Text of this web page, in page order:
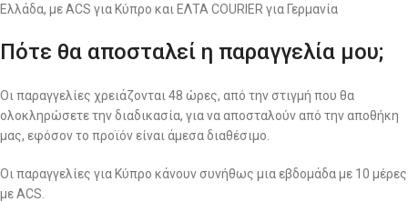
Ελλάδα, με ACS για Κύπρο και ΕΛΤΑ COURIER για Γερμανία
Πότε θα αποσταλεί η παραγγελία μου;
Οι παραγγελίες χρειάζονται 48 ώρες, από την στιγμή που θα
ολοκληρώσετε την διαδικασία, για να αποσταλούν από την αποθήκη
μας, εφόσον το προϊόν είναι άμεσα διαθέσιμο.
Οι παραγγελίες για Κύπρο κάνουν συνήθως μια εβδομάδα με 10 μέρες
με ACS.